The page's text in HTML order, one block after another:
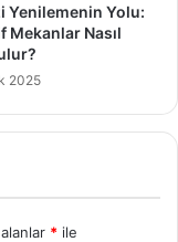
Yenilemenin Yolu:
Mekanlar Nasıl
2025
* ile